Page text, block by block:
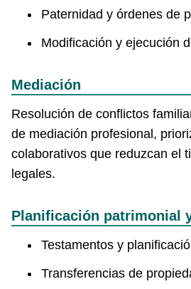
Paternidad y órdenes de
Modificación y ejecución
Mediación
Resolución de conflictos
de mediación profesional,
colaborativos que reduzcan el
legales.
Planificación patrimonial
Testamentos y
Transferencias de